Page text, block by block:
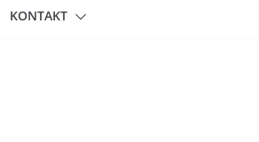
KONTAKT